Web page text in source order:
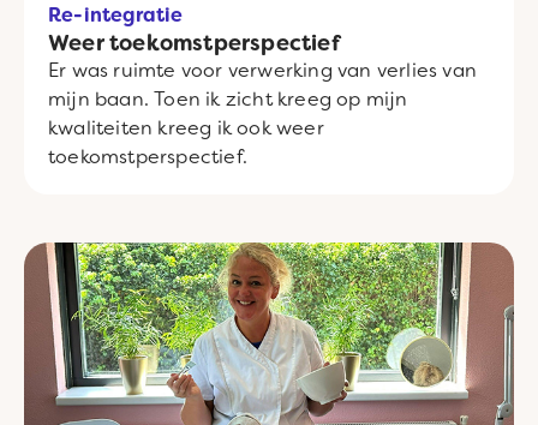
Re-integratie
Weer toekomstperspectief
Er was ruimte voor verwerking van verlies van
mijn baan. Toen ik zicht kreeg op mijn
kwaliteiten kreeg ik ook weer
toekomstperspectief.